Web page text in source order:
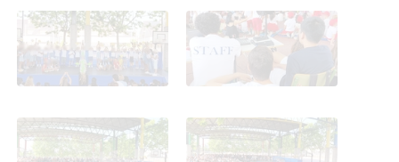
Final de Curso 25-26
CEIPSO MARÍA MOLINER
Final de Curso 25-26
CEIPSO MARÍA MOLINER
Final de Curso 25-26
CEIPSO MARÍA MOLINER
Final de Curso 25-26
CEIPSO MARÍA MOLINER